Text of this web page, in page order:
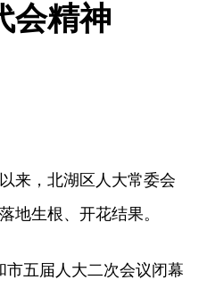
会精神
来，北湖区人大常委会
地生根、开花结果。
五届人大二次会议闭幕